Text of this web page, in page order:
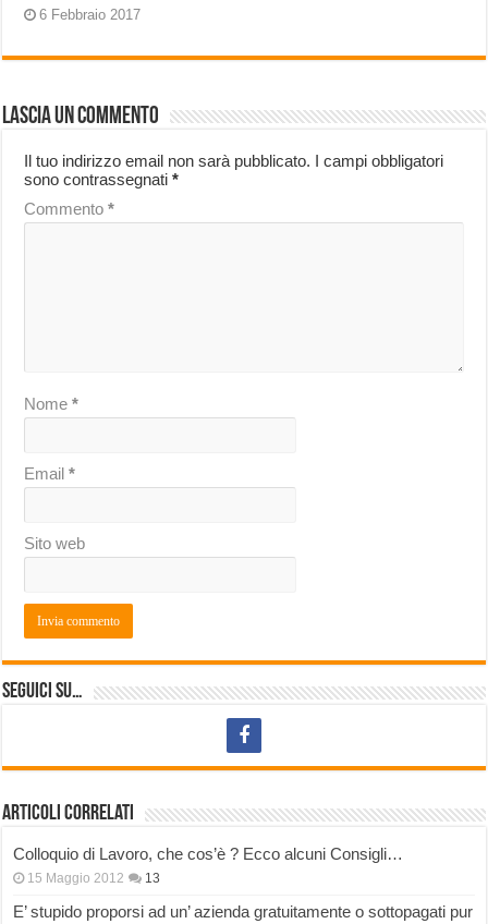
6 Febbraio 2017
Lascia un commento
Il tuo indirizzo email non sarà pubblicato. I campi obbligatori
sono contrassegnati*
Commento*
Nome*
Email*
Sito web
Seguici su…
Articoli correlati
Colloquio di Lavoro, che cos’è ? Ecco alcuni Consigli…
15 Maggio 2012 13
E’ stupido proporsi ad un’ azienda gratuitamente o sottopagati pur